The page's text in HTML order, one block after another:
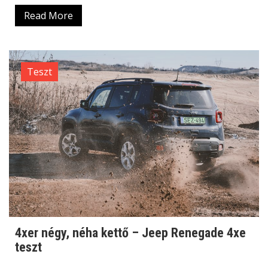
Read More
Teszt
4xer négy, néha kettő – Jeep Renegade 4xe
teszt